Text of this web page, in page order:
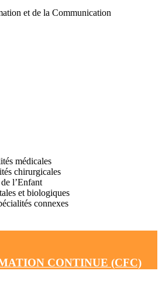
et de la Communication
médicales
chirurgicales
l’Enfant
et biologiques
connexes
CONTINUE (CFC)